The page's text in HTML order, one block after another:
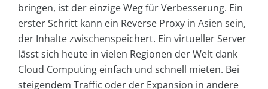
bringen, ist der einzige Weg für Verbesserung. Ein
erster Schritt kann ein Reverse Proxy in Asien sein,
der Inhalte zwischenspeichert. Ein virtueller Server
lässt sich heute in vielen Regionen der Welt dank
Cloud Computing einfach und schnell mieten. Bei
steigendem Traffic oder der Expansion in andere